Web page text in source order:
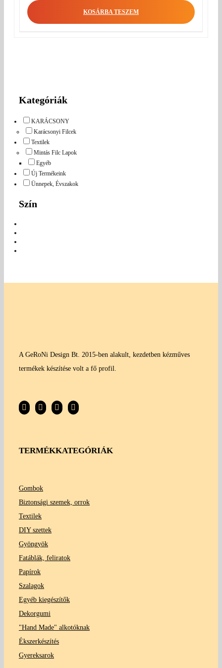
was:
price
KOSÁRBA TESZEM
Kategóriák
KARÁCSONY
Karácsonyi Filcek
Textilek
Mintás Filc Lapok
Egyéb
Új Termékeink
Ünnepek, Évszakok
Szín
A GeRoNi Design Bt. 2015-ben alakult, kezdetben kézműves
termékek készítése volt a fő profil.
TERMÉKKATEGÓRIÁK
Gombok
Biztonsági szemek, orrok
Textilek
DIY szettek
Gyöngyök
Fatáblák, feliratok
Papírok
Szalagok
Egyéb kiegészítők
Dekorgumi
"Hand Made" alkotóknak
Ékszerkészítés
Gyereksarok